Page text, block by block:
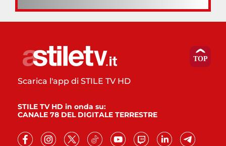
Scarica l'app di STILE TV HD
STILE TV HD in onda su:
CANALE 78 DEL DIGITALE TERRESTRE